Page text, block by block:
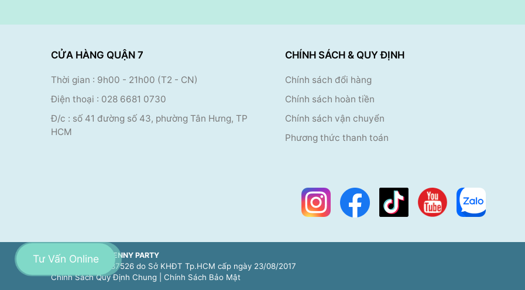
Tư Vấn Online
CỬA HÀNG QUẬN 7
Thời gian : 9h00 - 21h00 (T2 - CN)
Điện thoại : 028 6681 0730
Đ/c : số 41 đường số 43, phường Tân Hưng, TP
HCM
CHÍNH SÁCH & QUY ĐỊNH
Chính sách đổi hàng
Chính sách hoàn tiền
Chính sách vận chuyển
Phương thức thanh toán
CÔNG TY TNHH JENNY PARTY
Số ĐKKD 0314587526 do Sở KHĐT Tp.HCM cấp ngày 23/08/2017
Chính Sách Quy Định Chung
Chính Sách Bảo Mật